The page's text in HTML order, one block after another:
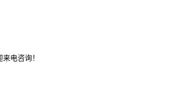
电咨询！